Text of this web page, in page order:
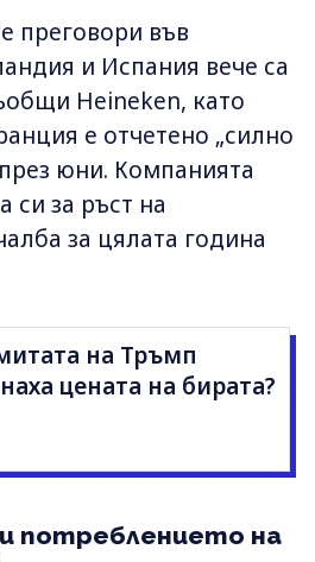
преговори във
и Испания вече са
Heineken, като
е отчетено „силно
юни. Компанията
си за ръст на
за цялата година
на Тръмп
цената на бирата?
потреблението на